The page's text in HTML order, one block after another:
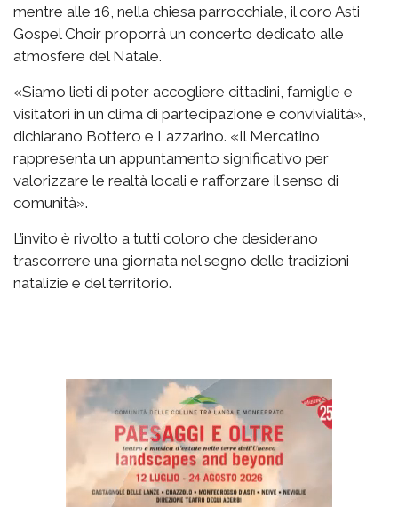
mentre alle 16, nella chiesa parrocchiale, il coro Asti
Gospel Choir proporrà un concerto dedicato alle
atmosfere del Natale.
«Siamo lieti di poter accogliere cittadini, famiglie e
visitatori in un clima di partecipazione e convivialità»,
dichiarano Bottero e Lazzarino. «Il Mercatino
rappresenta un appuntamento significativo per
valorizzare le realtà locali e rafforzare il senso di
comunità».
L’invito è rivolto a tutti coloro che desiderano
trascorrere una giornata nel segno delle tradizioni
natalizie e del territorio.